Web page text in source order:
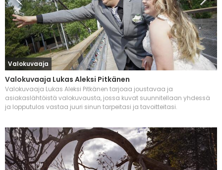
Valokuvaaja
Valokuvaaja Lukas Aleksi Pitkänen
Valokuvaaja Lukas Aleksi Pitkänen tarjoaa joustavaa ja
asiakaslähtöistä valokuvausta, jossa kuvat suunnitellaan yhdessä
ja lopputulos vastaa juuri sinun tarpeitasi ja tavoitteitasi.